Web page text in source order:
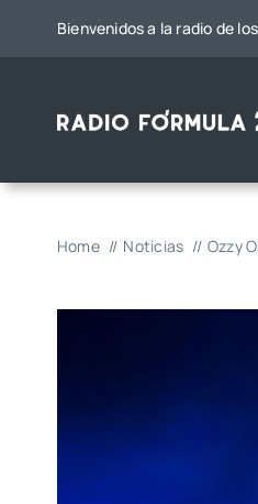
Bienvenidos a la radio de
Home Noticias Ozzy